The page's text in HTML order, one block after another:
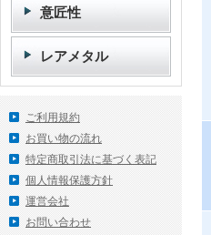
意匠性
レアメタル
ご利用規約
お買い物の流れ
特定商取引法に基づく表記
個人情報保護方針
運営会社
お問い合わせ